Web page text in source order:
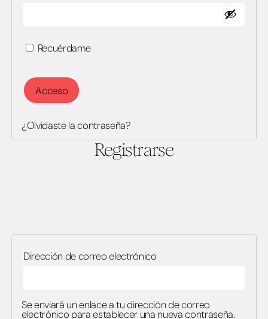
Recuérdame
Acceso
¿Olvidaste la contraseña?
Registrarse
Dirección de correo electrónico
Se enviará un enlace a tu dirección de correo
electrónico para establecer una nueva contraseña.